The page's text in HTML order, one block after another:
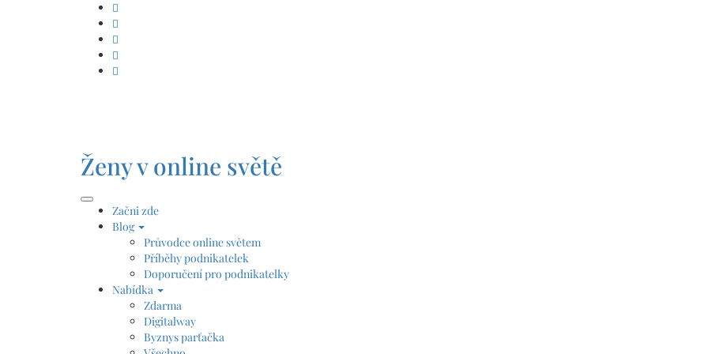
Ženy v online světě
Začni zde
Blog
Průvodce online světem
Příběhy podnikatelek
Doporučení pro podnikatelky
Nabídka
Zdarma
Digitalway
Byznys parťačka